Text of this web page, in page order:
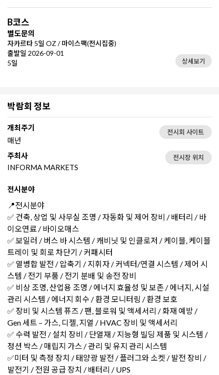
B코스
별도문의
자카르타 5일 OZ / 마이스팩(전시집중)
출발일 2026-09-01
5일
상세보기
박람회 정보
개최주기
매년
전시회 사이트
주최사
INFORMA MARKETS
전시장 위치
전시분야
📍전시분야
✅ 건축, 상업 및 사무실 조명 / 자동화 및 제어 장비 / 배터리 / 바
이오연료 / 바이오매스
✅ 보일러 / 버스 바 시스템 / 캐비닛 및 인클로저 / 케이블, 케이블
트레이 및 회로 차단기 / 커패시터
✅ 열병합 발전 / 압축기 / 지휘자 / 커넥터/연결 시스템 / 제어 시
스템 / 전기 부품 / 전기 분배 및 송전 장비
✅ 비상 조명, 산업용 조명 / 에너지 효율성 및 보존 / 에너지, 시설
관리 시스템 / 에너지 회수 / 환경 모니터링 / 환경 보호
✅ 장비 및 시스템 퓨즈 / 팬, 블로워 및 액세서리 / 화재 예방 /
Gen 세트 – 가스, 디젤, 지열 / HVAC 장비 및 액세서리
✅ 수력 발전 / 설치 장비 / 단열재 / 지능형 빌딩 제품 및 시스템 /
정션 박스 / 매립지 가스 / 관리 및 유지 관리 시스템
✅미터 및 측정 장치 / 태양광 발전 / 플러그와 소켓 / 발전 장비 /
발전기 / 전원 공급 장치 / 배터리 / UPS